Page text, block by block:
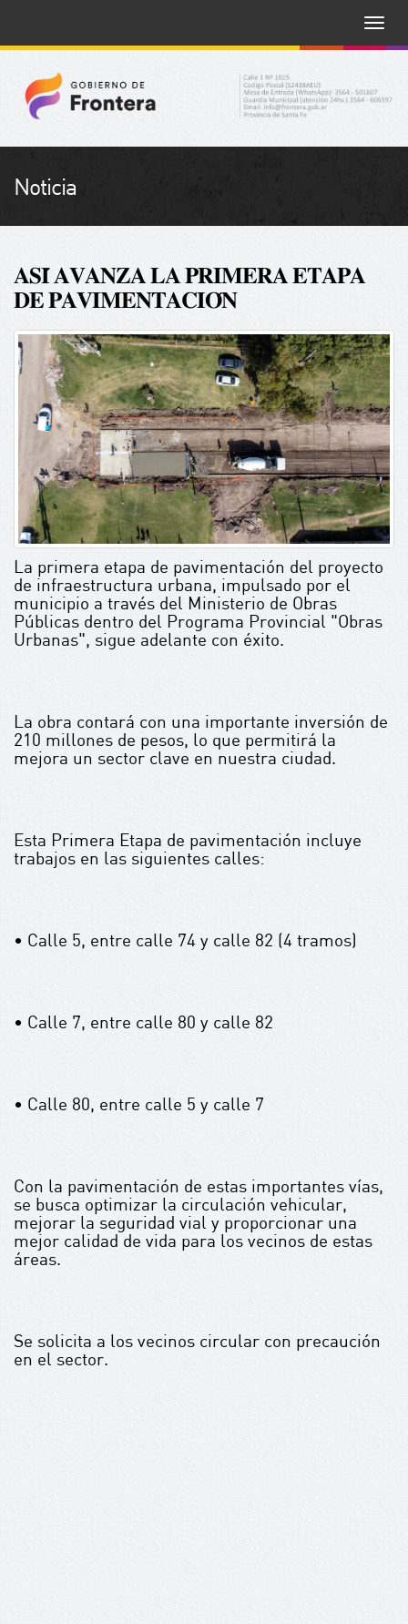
Toggle
Noticia
𝐀𝐒𝐈́ 𝐀𝐕𝐀𝐍𝐙𝐀 𝐋𝐀 𝐏𝐑𝐈𝐌𝐄𝐑𝐀 𝐄𝐓𝐀𝐏𝐀
𝐃𝐄 𝐏𝐀𝐕𝐈𝐌𝐄𝐍𝐓𝐀𝐂𝐈𝐎́𝐍
La primera etapa de pavimentación del proyecto
de infraestructura urbana, impulsado por el
municipio a través del Ministerio de Obras
Públicas dentro del Programa Provincial "Obras
Urbanas", sigue adelante con éxito.
La obra contará con una importante inversión de
210 millones de pesos, lo que permitirá la
mejora un sector clave en nuestra ciudad.
Esta Primera Etapa de pavimentación incluye
trabajos en las siguientes calles:
• Calle 5, entre calle 74 y calle 82 (4 tramos)
• Calle 7, entre calle 80 y calle 82
• Calle 80, entre calle 5 y calle 7
Con la pavimentación de estas importantes vías,
se busca optimizar la circulación vehicular,
mejorar la seguridad vial y proporcionar una
mejor calidad de vida para los vecinos de estas
áreas.
Se solicita a los vecinos circular con precaución
en el sector.